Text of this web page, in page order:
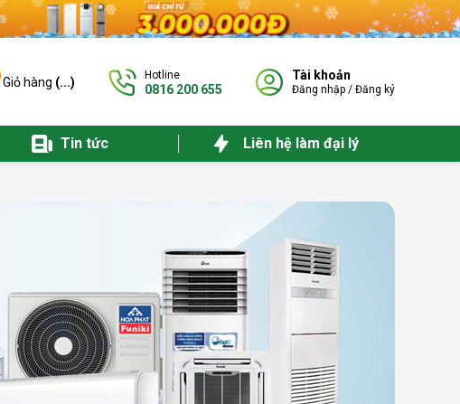
Giỏ hàng (...) Hotline
0816 200 655
Tài khoản
Đăng nhập / Đăng ký
Tin tức Liên hệ làm đại lý